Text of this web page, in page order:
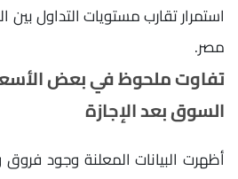
استمرار تقارب مستويات التداول بين
مصر.
تفاوت ملحوظ في بعض
السوق بعد الإجازة
أظهرت البيانات المعلنة وجود